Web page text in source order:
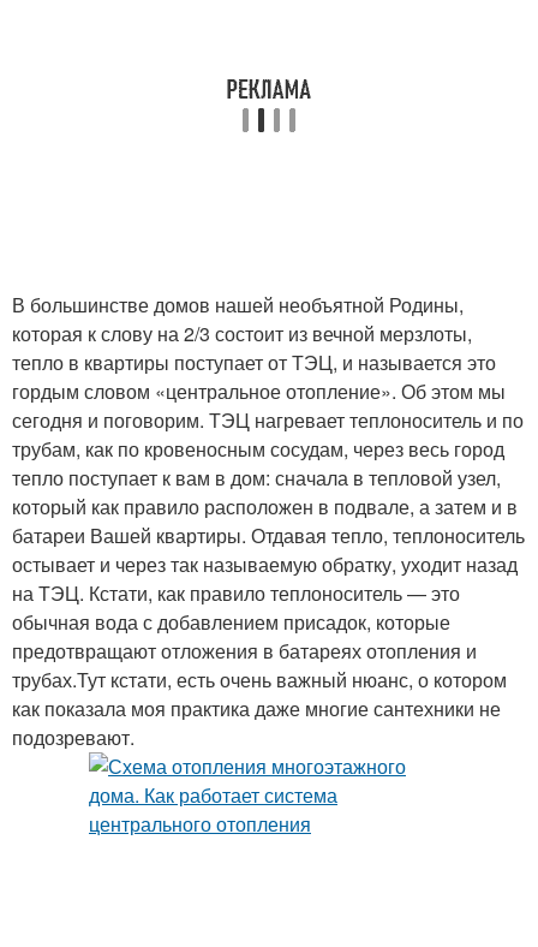
В большинстве домов нашей необъятной Родины,
которая к слову на 2/3 состоит из вечной мерзлоты,
тепло в квартиры поступает от ТЭЦ, и называется это
гордым словом «центральное отопление». Об этом мы
сегодня и поговорим. ТЭЦ нагревает теплоноситель и по
трубам, как по кровеносным сосудам, через весь город
тепло поступает к вам в дом: сначала в тепловой узел,
который как правило расположен в подвале, а затем и в
батареи Вашей квартиры. Отдавая тепло, теплоноситель
остывает и через так называемую обратку, уходит назад
на ТЭЦ. Кстати, как правило теплоноситель — это
обычная вода с добавлением присадок, которые
предотвращают отложения в батареях отопления и
трубах.Тут кстати, есть очень важный нюанс, о котором
как показала моя практика даже многие сантехники не
подозревают.